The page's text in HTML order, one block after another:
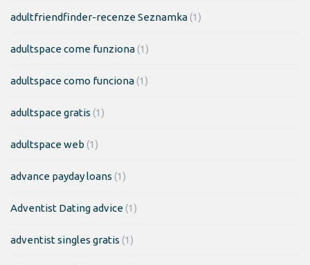
adultfriendfinder-recenze Seznamka(1)
adultspace come funziona(1)
adultspace como funciona(1)
adultspace gratis (1)
adultspace web (1)
advance payday loans (1)
Adventist Dating advice(1)
adventist singles gratis (1)